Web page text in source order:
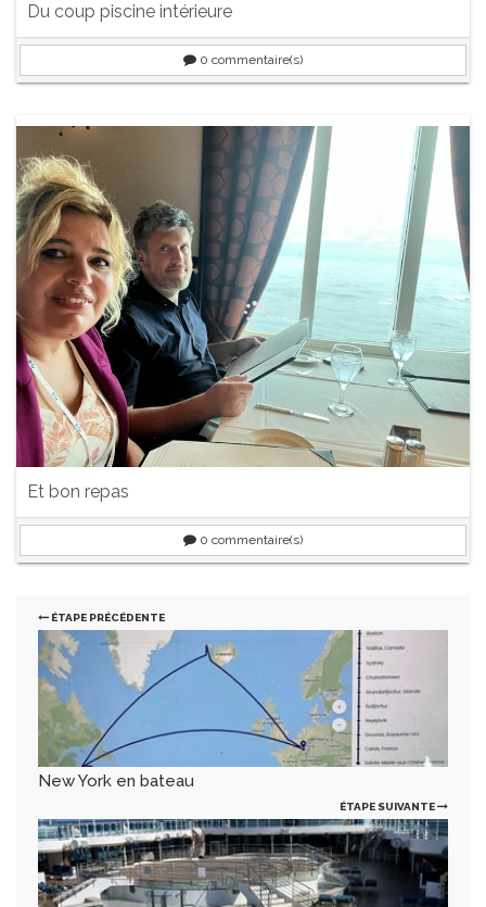
Du coup piscine intérieure
0 commentaire(s)
Et bon repas
0 commentaire(s)
ÉTAPE PRÉCÉDENTE
New York en bateau
ÉTAPE SUIVANTE